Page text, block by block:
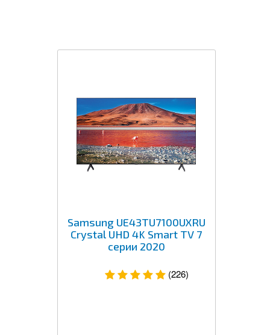
Samsung UE43TU7100UXRU
Crystal UHD 4K Smart TV 7
серии 2020
(226)